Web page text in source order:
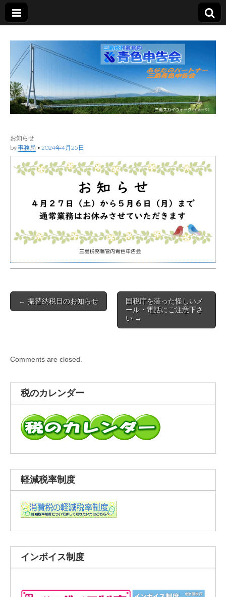
三島青色申告会
お知らせ
by事務局 • 2024年4月25日
Post
navigation
← 振替納税日のお知らせ
国税庁を装った怪しいメ
ール・電話にご注意下さ
い →
Comments are closed.
税のカレンダー
軽減税率制度
インボイス制度